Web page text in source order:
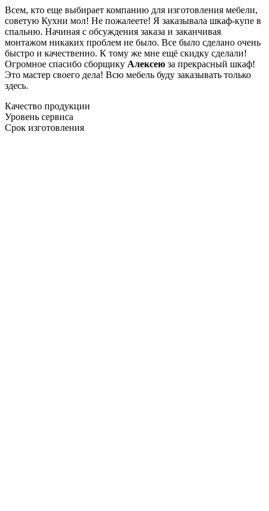
Всем, кто еще выбирает компанию для изготовления мебели,
советую Кухни мол! Не пожалеете! Я заказывала шкаф-купе в
спальню. Начиная с обсуждения заказа и заканчивая
монтажом никаких проблем не было. Все было сделано очень
быстро и качественно. К тому же мне ещё скидку сделали!
Огромное спасибо сборщику Алексею за прекрасный шкаф!
Это мастер своего дела! Всю мебель буду заказывать только
здесь.
Качество продукции
Уровень сервиса
Срок изготовления